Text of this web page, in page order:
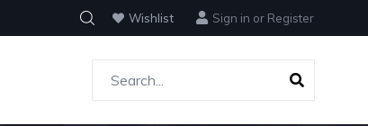
Wishlist Sign in or Register